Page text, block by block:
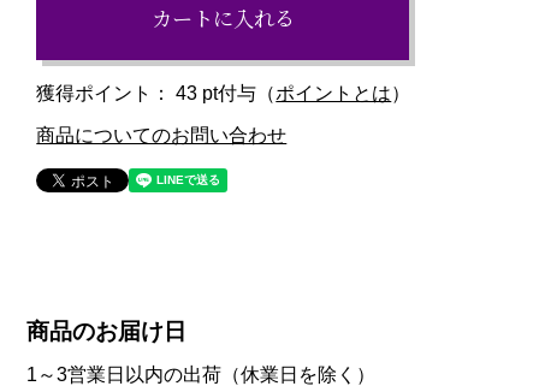
カートに入れる
獲得ポイント： 43 pt付与（ポイントとは）
商品についてのお問い合わせ
商品のお届け日
1～3営業日以内の出荷（休業日を除く）